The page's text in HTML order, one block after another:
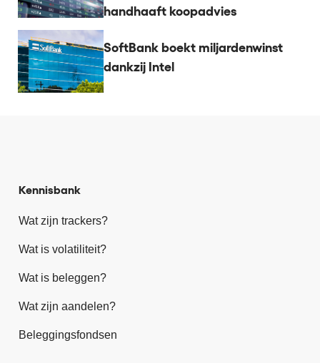
handhaaft koopadvies
SoftBank boekt miljardenwinst
dankzij Intel
Kennisbank
Wat zijn trackers?
Wat is volatiliteit?
Wat is beleggen?
Wat zijn aandelen?
Beleggingsfondsen